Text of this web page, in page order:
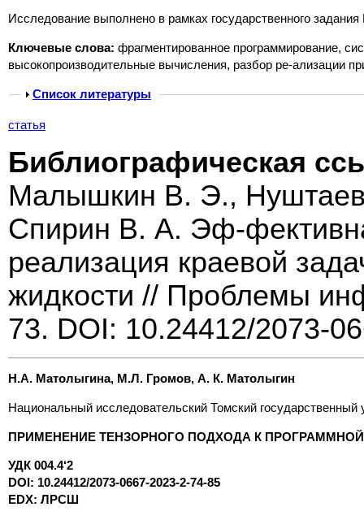
Исследование выполнено в рамках государственного
Ключевые слова: фрагментированное программирование,
высокопроизводительные вычисления, разбор ре-ализации
Show
Список литературы
статья
Библиографическая
Малышкин В. Э.,
Спирин В. А. Эф-
реализация краевой
жидкости // Проблемы
73. DOI: 10.24412/2073-
Н.А. Матолыгина, М.Л. Громов, А. К. Матолыгин
Национальный исследовательский Томский государственный
ПРИМЕНЕНИЕ ТЕНЗОРНОГО ПОДХОДА К
УДК 004.4‘2
DOI: 10.24412/2073-0667-2023-2-74-85
EDX: ЛРСШ